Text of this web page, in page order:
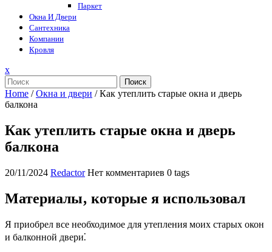
Паркет
Окна И Двери
Сантехника
Компании
Кровля
xЗакрыть
меню
Поиск
Home /Окна и двери /Как утеплить старые окна и дверь
балкона
Как утеплить старые окна и дверь
балкона
20/11/2024 Redactor Нет комментариев 0 tags
Материалы‚ которые я использовал
Я приобрел все необходимое для утепления моих старых окон
и балконной двери⁚